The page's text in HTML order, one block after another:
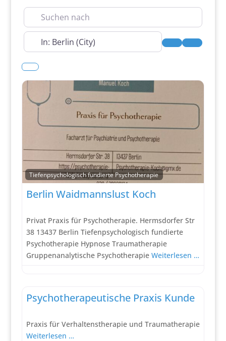
Suchen nach
In der Nähe
Suchen
Tiefenpsychologisch fundierte Psychotherapie
Berlin Waidmannslust Koch
Privat Praxis für Psychotherapie. Hermsdorfer Str
38 13437 Berlin Tiefenpsychologisch fundierte
Psychotherapie Hypnose Traumatherapie
Gruppenanalytische Psychotherapie Weiterlesen …
Psychotherapeutische Praxis Kunde
Praxis für Verhaltenstherapie und Traumatherapie
Weiterlesen …